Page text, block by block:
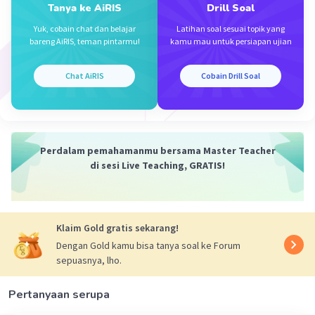
Pengetahuan:
memungkinkan masuknya barang-barang
pengetahuan teknis dari negara maju
untuk mempercepat modernisasi industri
2. Faktor Pendorong Integrasi Sosial di
Indonesia
pendorongnya meliputi:
Toleransi:Sikap saling menghargai
perbedaan kebudayaan.
Perkawinan Campuran (Amalgamasi):
belakang berbeda.
Tanya ke AiRIS
Yuk, cobain chat dan belajar
bareng AiRIS, teman pintarmu!
Chat AiRIS
Drill Soal
Latihan soal sesuai topik yang
kamu mau untuk persiapan ujian
Cobain Drill Soal
Perdalam pemahamanmu bersama Master Teacher
di sesi Live Teaching, GRATIS!
Klaim Gold gratis sekarang!
Dengan Gold kamu bisa tanya soal ke Forum
sepuasnya, lho.
Pertanyaan serupa